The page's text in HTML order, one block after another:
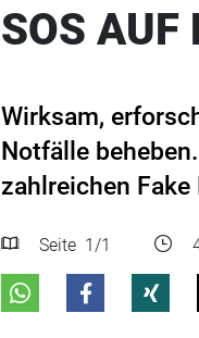
SOS AUF
Wirksam,
Notfälle
zahlreichen
Seite 1/1